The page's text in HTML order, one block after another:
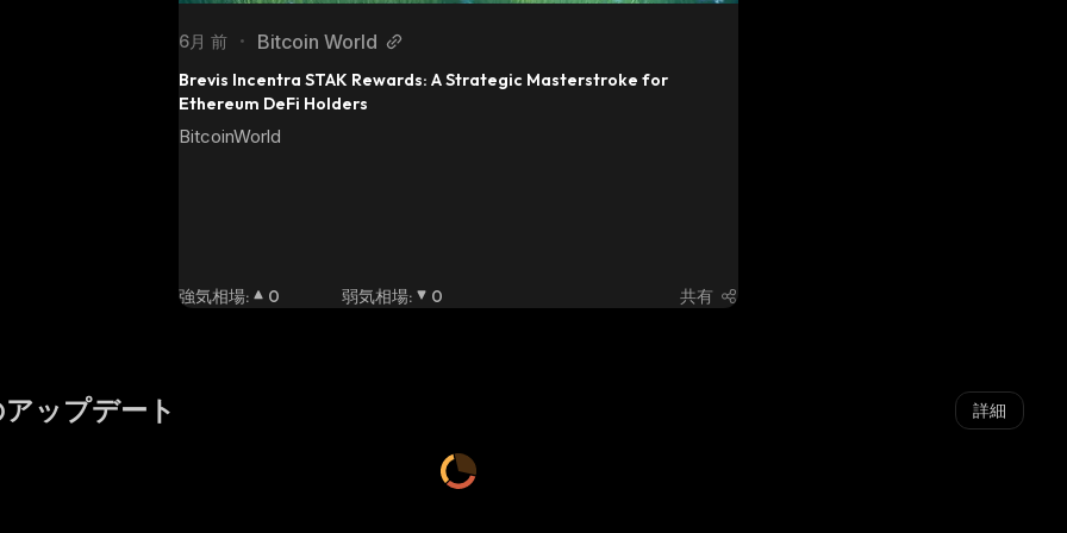
6月 前 • Bitcoin World
Brevis Incentra STAK Rewards: A Strategic Masterstroke for
Ethereum DeFi Holders
BitcoinWorld
強気相場: 0 弱気相場: 0 共有
ップデート 詳細